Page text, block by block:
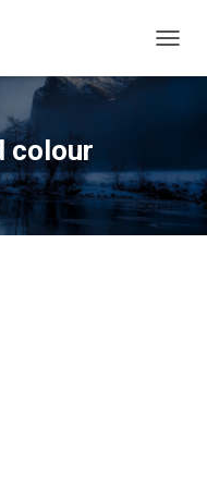
colour